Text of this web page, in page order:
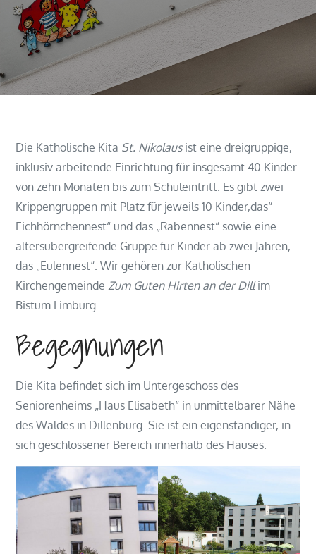
Die Katholische Kita St. Nikolausist eine dreigruppige,
inklusiv arbeitende Einrichtung für insgesamt 40 Kinder
von zehn Monaten bis zum Schuleintritt. Es gibt zwei
Krippengruppen mit Platz für jeweils 10 Kinder,das“
Eichhörnchennest“ und das „Rabennest“ sowie eine
altersübergreifende Gruppe für Kinder ab zwei Jahren,
das „Eulennest“. Wir gehören zur Katholischen
KirchengemeindeZum Guten Hirten an der Dillim
Bistum Limburg.
Begegnungen
Die Kita befindet sich im Untergeschoss des
Seniorenheims „Haus Elisabeth“ in unmittelbarer Nähe
des Waldes in Dillenburg. Sie ist ein eigenständiger, in
sich geschlossener Bereich innerhalb des Hauses.